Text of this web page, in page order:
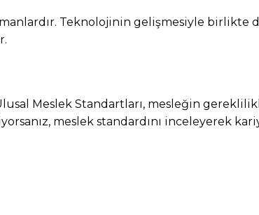
Teknolojinin gelişmesiyle birlikte
Meslek Standartları, mesleğin
meslek standardını inceleyerek